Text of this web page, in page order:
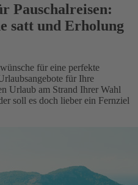
Pauschalreisen:
satt und Erholung
für eine perfekte
für Ihre
Urlaub am Strand Ihrer Wahl
soll es doch lieber ein Fernziel